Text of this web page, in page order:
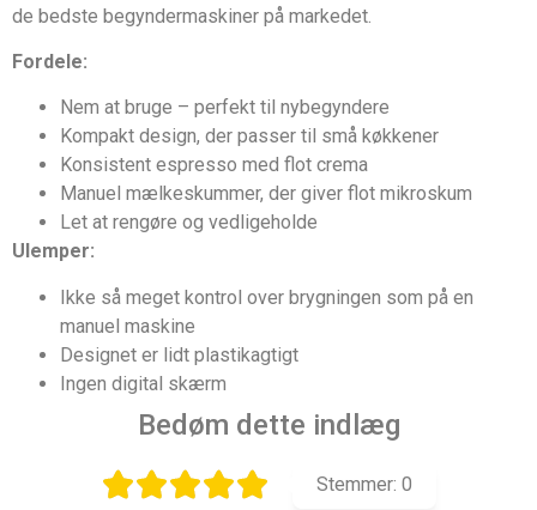
de bedste begyndermaskiner på markedet.
Fordele:
Nem at bruge – perfekt til nybegyndere
Kompakt design, der passer til små køkkener
Konsistent espresso med flot crema
Manuel mælkeskummer, der giver flot mikroskum
Let at rengøre og vedligeholde
Ulemper:
Ikke så meget kontrol over brygningen som på en
manuel maskine
Designet er lidt plastikagtigt
Ingen digital skærm
Bedøm dette indlæg
Stemmer: 0